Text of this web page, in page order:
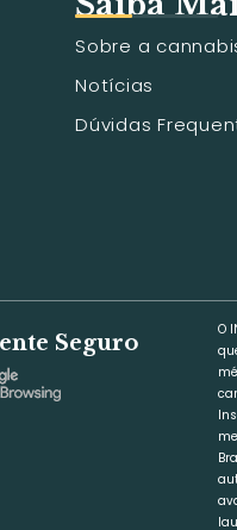
Sobre a
Notícias
Dúvidas
Seguro
O